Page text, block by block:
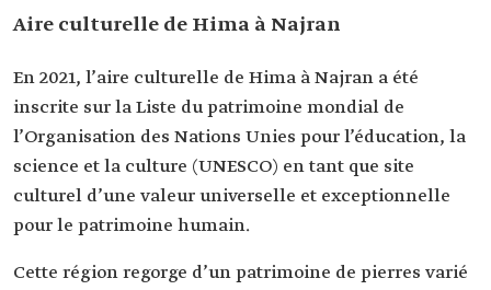
Aire culturelle de Hima à Najran
En 2021, l’aire culturelle de Hima à Najran a été
inscrite sur la Liste du patrimoine mondial de
l’Organisation des Nations Unies pour l’éducation, la
science et la culture (UNESCO) en tant que site
culturel d’une valeur universelle et exceptionnelle
pour le patrimoine humain.
Cette région regorge d’un patrimoine de pierres varié